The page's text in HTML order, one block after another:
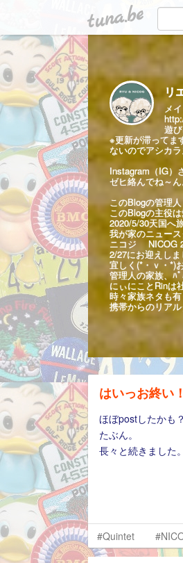
tuna.be
リ
メ
遊
※更新が滞ってま
ないのでアシカ
Instagram（IG）
ゼヒ絡んでね～ん
このBlogの管理
このBlogの主役
2020/5/30天国へ
我が家のニュー
ニコジ NICOG
2/27にお迎えしま
宜しく(*・ｖ・*)
管理人の家族、ﾊ
にぃにことRinは
時々家族ネタも有
携帯からのリア
はいっお終い！
ほぼpostしたかも？
たぶん。
長々と続きました。
#Quintet